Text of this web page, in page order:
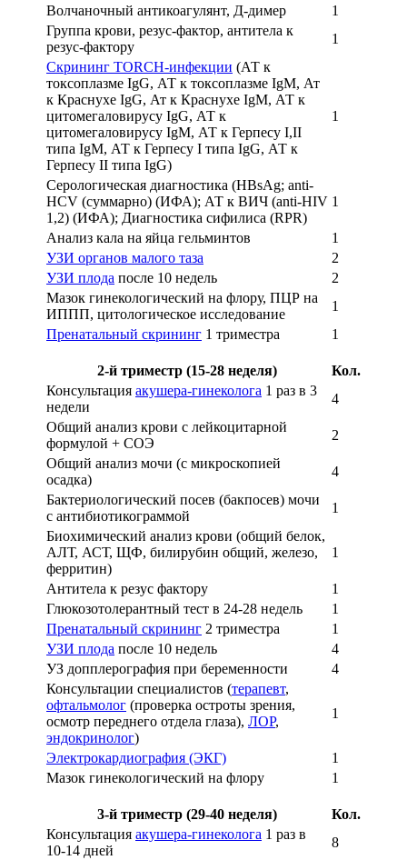
Волчаночный антикоагулянт, Д-димер
1
Группа крови, резус-фактор, антитела к
резус-фактору
1
Скрининг TORCH-инфекции (АТ к
токсоплазме IgG, АТ к токсоплазме IgM, Ат
к Краснухе IgG, Ат к Краснухе IgM, АТ к
цитомегаловирусу IgG, АТ к
цитомегаловирусу IgM, АТ к Герпесу I,II
типа IgM, АТ к Герпесу I типа IgG, АТ к
Герпесу II типа IgG)
1
Серологическая диагностика (HBsAg; anti-
HCV (суммарно) (ИФА); АТ к ВИЧ (anti-HIV
1,2) (ИФА); Диагностика сифилиса (RPR)
1
Анализ кала на яйца гельминтов
1
УЗИ органов малого таза
2
УЗИ плода после 10 недель
2
Мазок гинекологический на флору, ПЦР на
ИППП, цитологическое исследование
1
Пренатальный скрининг 1 триместра 1
2-й триместр (15-28 неделя)
Кол.
Консультация акушера-гинеколога 1 раз в 3
недели
4
Общий анализ крови с лейкоцитарной
формулой + СОЭ
2
Общий анализ мочи (с микроскопией
осадка)
4
Бактериологический посев (бакпосев) мочи
с антибиотикограммой
1
Биохимический анализ крови (общий белок,
АЛТ, АСТ, ЩФ, билирубин общий, железо,
ферритин)
1
Антитела к резус фактору
1
Глюкозотолерантный тест в 24-28 недель
1
Пренатальный скрининг 2 триместра
1
УЗИ плода после 10 недель
4
УЗ допплерография при беременности
4
Консультации специалистов (терапевт,
офтальмолог (проверка остроты зрения,
осмотр переднего отдела глаза), ЛОР,
эндокринолог)
1
Электрокардиография (ЭКГ)
1
Мазок гинекологический на флору
1
3-й триместр (29-40 неделя)
Кол.
Консультация акушера-гинеколога 1 раз в
10-14 дней
8